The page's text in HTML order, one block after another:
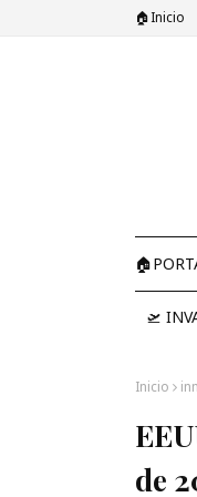
🏠Inicio
🛫
Inicio
de